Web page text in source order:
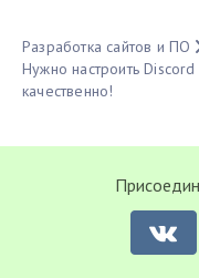
Разработка сайтов и ПО
Нужно настроить
качественно!